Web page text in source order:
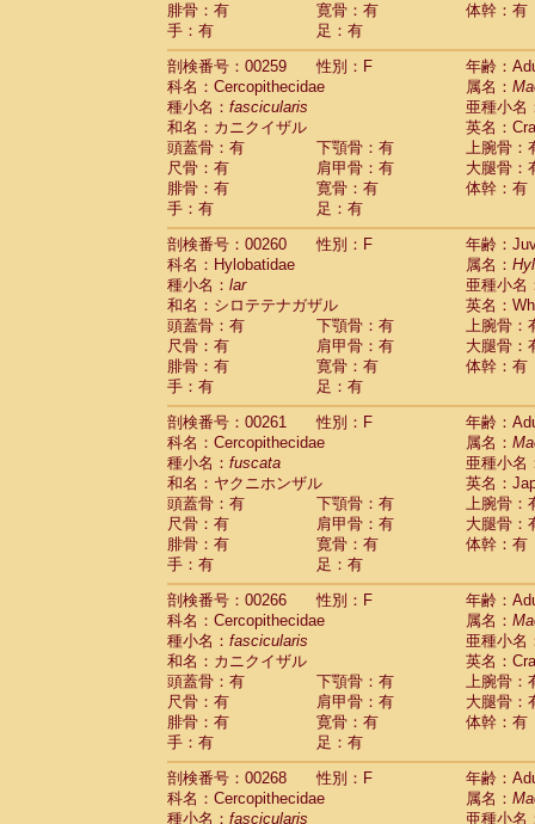
腓骨：有
寛骨：有
体幹：有
手：有
足：有
剖検番号：00259
性別：F
年齢：
科名：Cercopithecidae
属名：
種小名： fascicularis
亜種小名
和名：カニクイザル
英名：
頭蓋骨：有
下顎骨：有
上腕骨：
尺骨：有
肩甲骨：有
大腿骨：
腓骨：有
寛骨：有
体幹：有
手：有
足：有
剖検番号：00260
性別：F
年齢：
科名：Hylobatidae
属名：
種小名： lar
亜種小名
和名：シロテテナガザル
英名：
頭蓋骨：有
下顎骨：有
上腕骨：
尺骨：有
肩甲骨：有
大腿骨：
腓骨：有
寛骨：有
体幹：有
手：有
足：有
剖検番号：00261
性別：F
年齢：
科名：Cercopithecidae
属名：
種小名： fuscata
亜種小名
和名：ヤクニホンザル
英名：
頭蓋骨：有
下顎骨：有
上腕骨：
尺骨：有
肩甲骨：有
大腿骨：
腓骨：有
寛骨：有
体幹：有
手：有
足：有
剖検番号：00266
性別：F
年齢：
科名：Cercopithecidae
属名：
種小名： fascicularis
亜種小名
和名：カニクイザル
英名：
頭蓋骨：有
下顎骨：有
上腕骨：
尺骨：有
肩甲骨：有
大腿骨：
腓骨：有
寛骨：有
体幹：有
手：有
足：有
剖検番号：00268
性別：F
年齢：
科名：Cercopithecidae
属名：
種小名： fascicularis 亜種小名